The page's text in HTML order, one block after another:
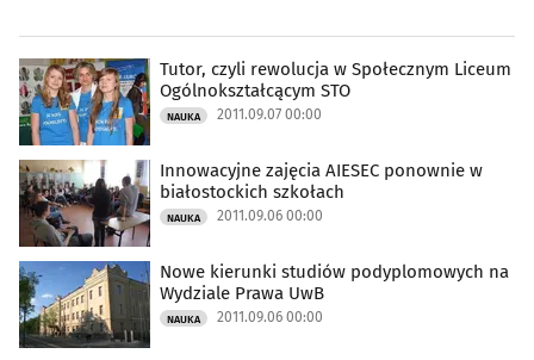
Tutor, czyli rewolucja w Społecznym Liceum
Ogólnokształcącym STO
NAUKA 2011.09.07 00:00
Innowacyjne zajęcia AIESEC ponownie w
białostockich szkołach
NAUKA 2011.09.06 00:00
Nowe kierunki studiów podyplomowych na
Wydziale Prawa UwB
NAUKA 2011.09.06 00:00